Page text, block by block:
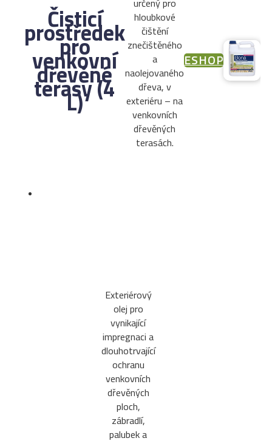
Čisticí
prostředek
pro
venkovní
dřevěné
terasy (4
L)
určený pro
hloubkové
čištění
znečištěného
a
naolejovaného
dřeva, v
exteriéru – na
venkovních
dřevěných
terasách.
ESHOP
Exteriérový
olej pro
vynikající
impregnaci a
dlouhotrvající
ochranu
venkovních
dřevěných
ploch,
zábradlí,
palubek a